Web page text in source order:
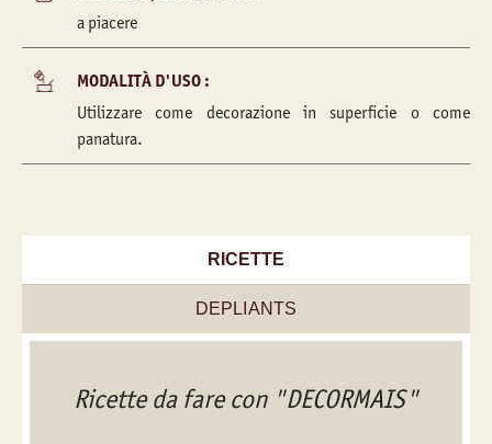
a piacere
MODALITÀ D'USO :
Utilizzare come decorazione in superficie o come
panatura.
RICETTE
DEPLIANTS
Ricette da fare con "DECORMAIS"